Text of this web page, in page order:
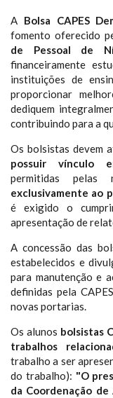
A Bolsa CAPES
fomento oferecido
de Pessoal de
financeiramente
instituições de
proporcionar
dediquem
contribuindo para a
Os bolsistas devem
possuir vínculo
permitidas pelas
exclusivamente ao
é exigido o
apresentação de
A concessão das
estabelecidos e
para manutenção e
definidas pela
novas portarias.
Os alunos bolsistas
trabalhos
trabalho a ser
do trabalho): "O
da Coordenação